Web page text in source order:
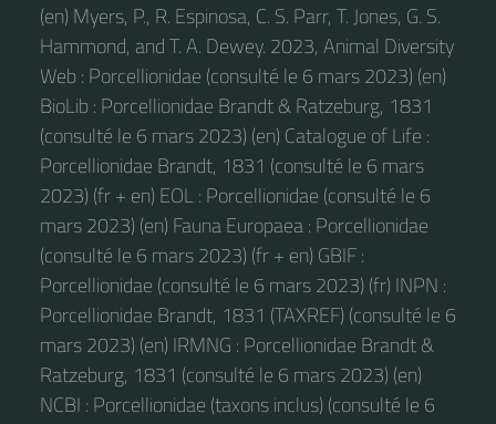
(en) Myers, P., R. Espinosa, C. S. Parr, T. Jones, G. S.
Hammond, and T. A. Dewey. 2023, Animal Diversity
Web : Porcellionidae (consulté le 6 mars 2023) (en)
BioLib : Porcellionidae Brandt & Ratzeburg, 1831
(consulté le 6 mars 2023) (en) Catalogue of Life :
Porcellionidae Brandt, 1831 (consulté le 6 mars
2023) (fr + en) EOL : Porcellionidae (consulté le 6
mars 2023) (en) Fauna Europaea : Porcellionidae
(consulté le 6 mars 2023) (fr + en) GBIF :
Porcellionidae (consulté le 6 mars 2023) (fr) INPN :
Porcellionidae Brandt, 1831 (TAXREF) (consulté le 6
mars 2023) (en) IRMNG : Porcellionidae Brandt &
Ratzeburg, 1831 (consulté le 6 mars 2023) (en)
NCBI : Porcellionidae (taxons inclus) (consulté le 6